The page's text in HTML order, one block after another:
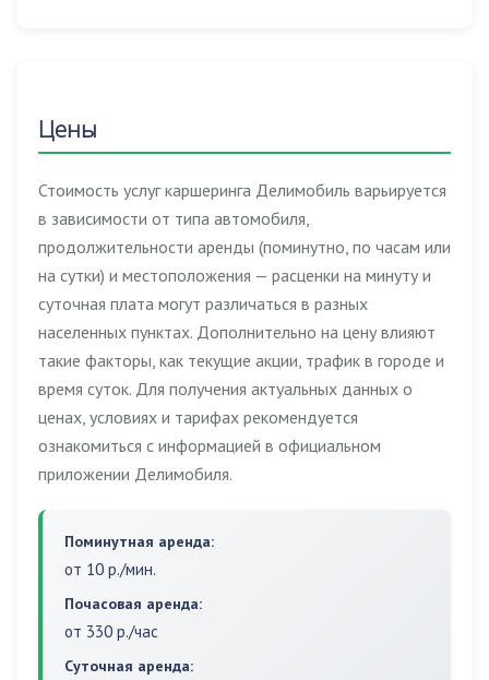
Цены
Стоимость услуг каршеринга Делимобиль варьируется
в зависимости от типа автомобиля,
продолжительности аренды (поминутно, по часам или
на сутки) и местоположения — расценки на минуту и
суточная плата могут различаться в разных
населенных пунктах. Дополнительно на цену влияют
такие факторы, как текущие акции, трафик в городе и
время суток. Для получения актуальных данных о
ценах, условиях и тарифах рекомендуется
ознакомиться с информацией в официальном
приложении Делимобиля.
Поминутная аренда:
от 10 р./мин.
Почасовая аренда:
от 330 р./час
Суточная аренда: